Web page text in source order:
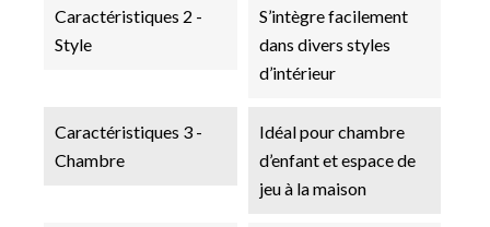
Caractéristiques 2 -
Style
S’intègre facilement
dans divers styles
d’intérieur
Caractéristiques 3 -
Chambre
Idéal pour chambre
d’enfant et espace de
jeu à la maison